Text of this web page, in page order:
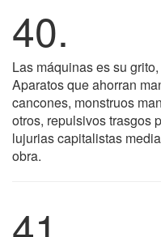
40.
Las máquinas es su
Aparatos que ahorran
cancones, monstruos
otros, repulsivos trasgos
lujurias capitalistas
obra.